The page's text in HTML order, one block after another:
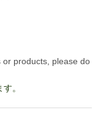
products, please do
。